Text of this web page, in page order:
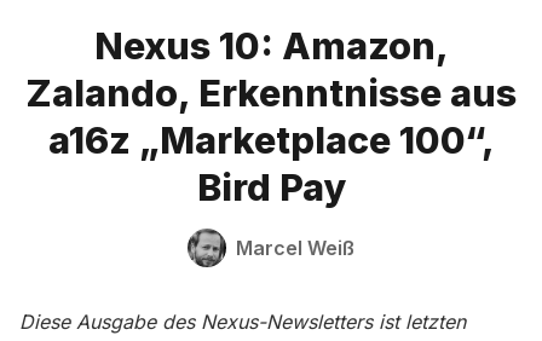
Nexus 10: Amazon,
Zalando, Erkenntnisse aus
a16z „Marketplace 100“,
Bird Pay
Marcel Weiß
Diese Ausgabe des Nexus-Newsletters ist letzten